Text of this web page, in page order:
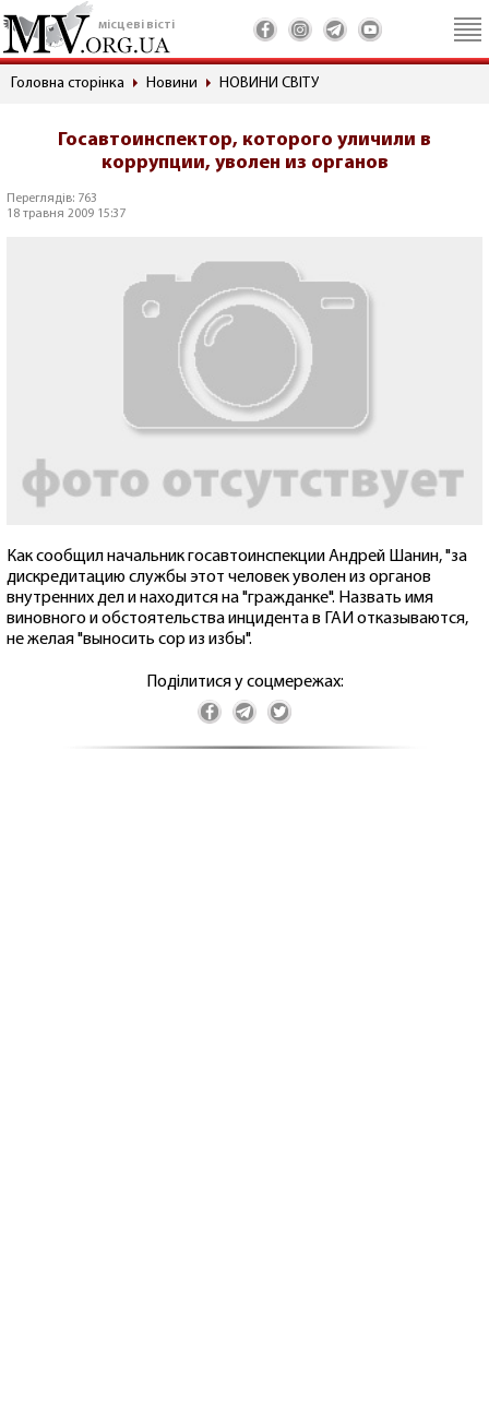
місцеві вісті
Головна сторінка Новини НОВИНИ СВІТУ
Госавтоинспектор, которого уличили в
коррупции, уволен из органов
Переглядів: 763
18 травня 2009 15:37
Как сообщил начальник госавтоинспекции Андрей Шанин, "за
дискредитацию службы этот человек уволен из органов
внутренних дел и находится на "гражданке". Назвать имя
виновного и обстоятельства инцидента в ГАИ отказываются,
не желая "выносить сор из избы".
Поділитися у соцмережах: